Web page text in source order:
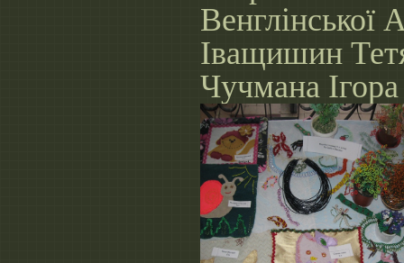
Венглінської
Іващишин
Чучмана